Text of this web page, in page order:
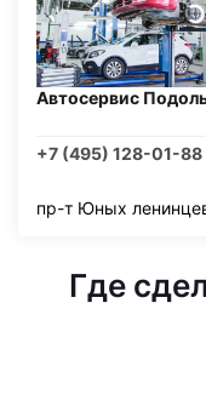
Автосервис
+7 (495) 128-01-88
пр-т Юных
Где